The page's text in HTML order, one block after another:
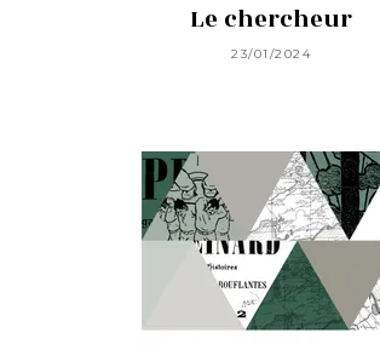
Le chercheur
23/01/2024